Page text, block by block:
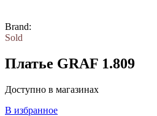
Brand:
Sold
Платье GRAF 1.809
Доступно в магазинах
В избранное